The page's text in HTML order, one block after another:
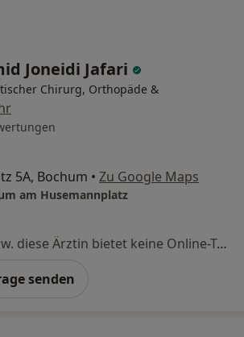
Joneidi Jafari
Chirurg, Orthopäde &
5A, Bochum • Zu Google Maps
am Husemannplatz
Dieser Arzt bzw. diese Ärztin bietet keine Online-Terminbuchung an diesem Standort an.
senden